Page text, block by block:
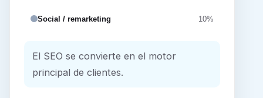
Social / remarketing 10%
El SEO se convierte en el motor
principal de clientes.